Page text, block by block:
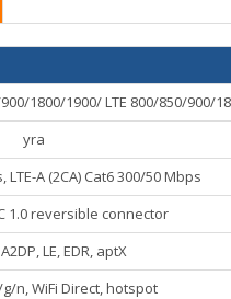
1800/1900/ LTE 800/850/900/
yra
LTE-A (2CA) Cat6 300/50 Mbps
1.0 reversible connector
LE, EDR, aptX
g/n, WiFi Direct, hotspot